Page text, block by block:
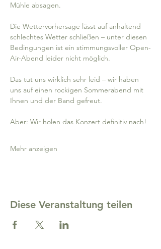
Mühle absagen.
Die Wettervorhersage lässt auf anhaltend
schlechtes Wetter schließen – unter diesen
Bedingungen ist ein stimmungsvoller Open-
Air-Abend leider nicht möglich.
Das tut uns wirklich sehr leid – wir haben
uns auf einen rockigen Sommerabend mit
Ihnen und der Band gefreut.
Aber: Wir holen das Konzert definitiv nach!
Mehr anzeigen
Diese Veranstaltung teilen